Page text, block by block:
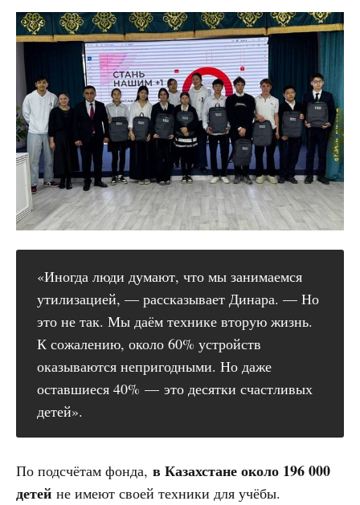
«Иногда люди думают, что мы занимаемся
утилизацией, — рассказывает Динара. — Но
это не так. Мы даём технике вторую жизнь.
К сожалению, около 60% устройств
оказываются непригодными. Но даже
оставшиеся 40% — это десятки счастливых
детей».
По подсчётам фонда, в Казахстане около 196 000
детей не имеют своей техники для учёбы.